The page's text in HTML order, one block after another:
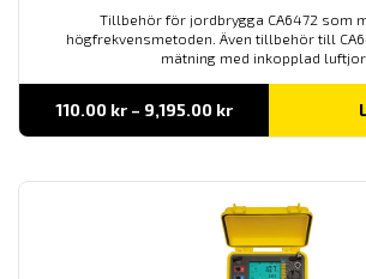
Tillbehör för jordbrygga CA6472 som
högfrekvensmetoden. Även tillbehör till
mätning med inkopplad
110.00 kr – 9,195.00 krPrisintervall:
till